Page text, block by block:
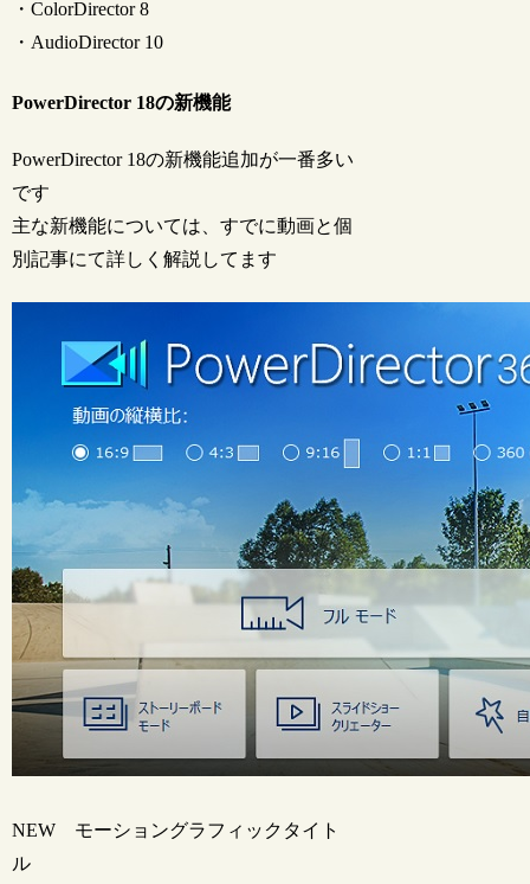
・ColorDirector 8
・AudioDirector 10
PowerDirector 18の新機能
PowerDirector 18の新機能追加が一番多い
です
主な新機能については、すでに動画と個
別記事にて詳しく解説してます
NEW モーショングラフィックタイト
ル